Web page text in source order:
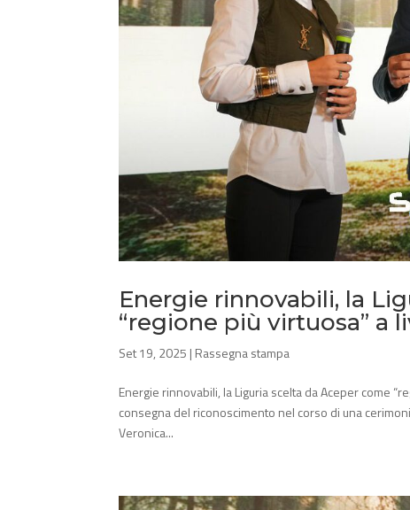
Energie rinnovabili, la
“regione più virtuosa” a
Set 19, 2025 | Rassegna stampa
Energie rinnovabili, la Liguria scelta da Aceper come
consegna del riconoscimento nel corso di una
Veronica...